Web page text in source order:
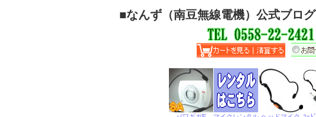
■なんず（南豆無線電機）公式ブログ